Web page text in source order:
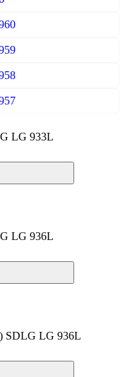
LG 933L
LG 936L
SDLG LG 936L